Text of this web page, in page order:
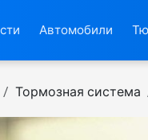
Автомобили
Тормозная система